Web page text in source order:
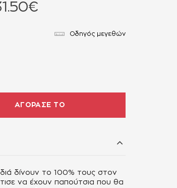
Οδηγός μεγεθών
ΑΓΟΡΑΣΕ ΤΟ
δίνουν το 100% τους στον
να έχουν παπούτσια που θα